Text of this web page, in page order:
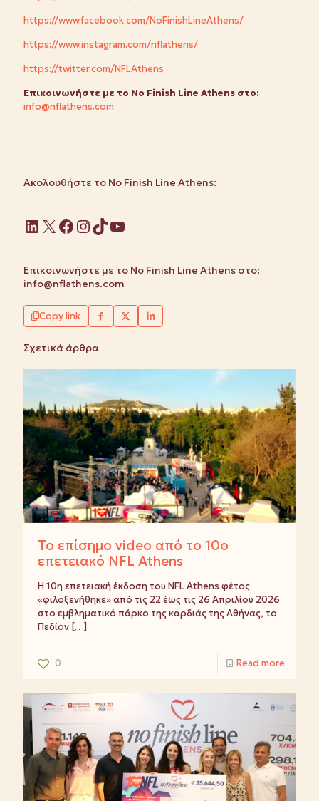
https://www.facebook.com/NoFinishLineAthens/
https://www.instagram.com/nflathens/
https://twitter.com/NFLAthens
Επικοινωνήστε με το No Finish Line Athens στο:
info@nflathens.com
Ακολουθήστε το No Finish Line Athens:
Linkedin
X Facebook
Instagram
TikTok
YouTube
Επικοινωνήστε με το No Finish Line Athens στο:
info@nflathens.com
Copy link
Σχετικά άρθρα
Το επίσημο video από το 10ο
επετειακό NFL Athens
Η 10η επετειακή έκδοση του NFL Athens φέτος
«φιλοξενήθηκε» από τις 22 έως τις 26 Απριλίου 2026
στο εμβληματικό πάρκο της καρδιάς της Αθήνας, το
Πεδίον […]
0 Read more